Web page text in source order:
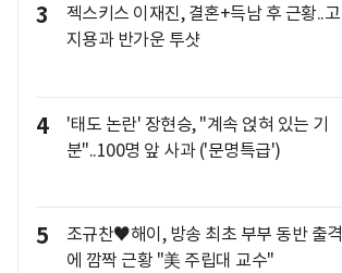
3
젝스키스 이재진, 결혼+득남 후 근황..고
지용과 반가운 투샷
4
'태도 논란' 장현승, "계속 얹혀 있는 기
분"..100명 앞 사과 ('문명특급')
5
조규찬♥해이, 방송 최초 부부 동반 출격
에 깜짝 근황 "美 주립대 교수"